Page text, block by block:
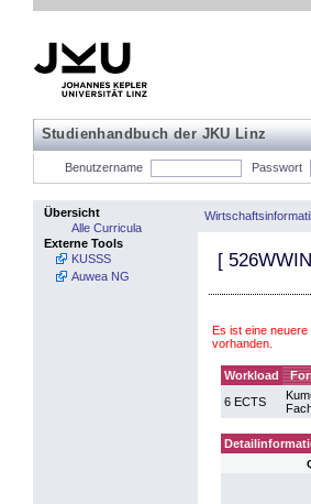
Studienhandbuch der JKU Linz
Benutzername Passwort
Übersicht
Alle Curricula
Externe Tools
KUSSS
Auwea NG
[
Es ist eine neuere
vorhanden.
Workload
6 ECTS